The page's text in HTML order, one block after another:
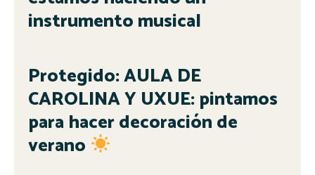
instrumento musical
Protegido: AULA DE
CAROLINA Y UXUE: pintamos
para hacer decoración de
verano